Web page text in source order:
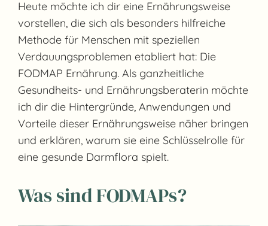
Heute möchte ich dir eine Ernährungsweise
vorstellen, die sich als besonders hilfreiche
Methode für Menschen mit speziellen
Verdauungsproblemen etabliert hat: Die
FODMAP Ernährung. Als ganzheitliche
Gesundheits- und Ernährungsberaterin möchte
ich dir die Hintergründe, Anwendungen und
Vorteile dieser Ernährungsweise näher bringen
und erklären, warum sie eine Schlüsselrolle für
eine gesunde Darmflora spielt.
Was sind FODMAPs?